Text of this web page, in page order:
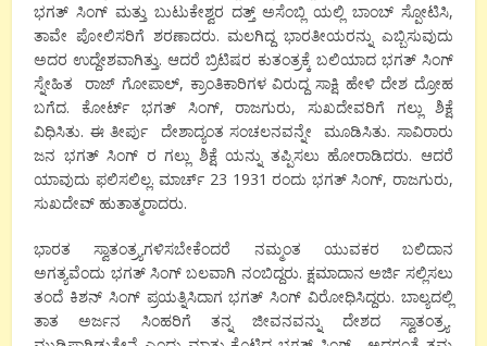
ಭಗತ್ ಸಿಂಗ್ ಮತ್ತು ಬುಟುಕೇಶ್ವರ ದತ್ತ್ ಅಸೆಂಬ್ಲಿ ಯಲ್ಲಿ ಬಾಂಬ್ ಸ್ಪೋಟಿಸಿ,
ತಾವೇ ಪೋಲಿಸರಿಗೆ ಶರಣಾದರು. ಮಲಗಿದ್ದ ಭಾರತೀಯರನ್ನು ಎಬ್ಬಿಸುವುದು
ಅದರ ಉದ್ದೇಶವಾಗಿತ್ತು. ಆದರೆ ಬ್ರಿಟಿಷರ ಕುತಂತ್ರಕ್ಕೆ ಬಲಿಯಾದ ಭಗತ್ ಸಿಂಗ್
ಸ್ನೇಹಿತ ರಾಜ್ ಗೋಪಾಲ್, ಕ್ರಾಂತಿಕಾರಿಗಳ ವಿರುದ್ದ ಸಾಕ್ಷಿ ಹೇಳಿ ದೇಶ ದ್ರೋಹ
ಬಗೆದ. ಕೋರ್ಟ್ ಭಗತ್ ಸಿಂಗ್, ರಾಜಗುರು, ಸುಖದೇವರಿಗೆ ಗಲ್ಲು ಶಿಕ್ಷೆ
ವಿಧಿಸಿತು. ಈ ತೀರ್ಪು ದೇಶಾದ್ಯಂತ ಸಂಚಲನವನ್ನೇ ಮೂಡಿಸಿತು. ಸಾವಿರಾರು
ಜನ ಭಗತ್ ಸಿಂಗ್ ರ ಗಲ್ಲು ಶಿಕ್ಷೆ ಯನ್ನು ತಪ್ಪಿಸಲು ಹೋರಾಡಿದರು. ಆದರೆ
ಯಾವುದು ಫಲಿಸಲಿಲ್ಲ. ಮಾರ್ಚ್ 23 1931 ರಂದು ಭಗತ್ ಸಿಂಗ್, ರಾಜಗುರು,
ಸುಖದೇವ್ ಹುತಾತ್ಮರಾದರು.
ಭಾರತ ಸ್ವಾತಂತ್ರ್ಯಗಳಿಸಬೇಕೆಂದರೆ ನಮ್ಮಂತ ಯುವಕರ ಬಲಿದಾನ
ಅಗತ್ಯವೆಂದು ಭಗತ್ ಸಿಂಗ್ ಬಲವಾಗಿ ನಂಬಿದ್ದರು. ಕ್ಷಮಾದಾನ ಅರ್ಜಿ ಸಲ್ಲಿಸಲು
ತಂದೆ ಕಿಶನ್ ಸಿಂಗ್ ಪ್ರಯತ್ನಿಸಿದಾಗ ಭಗತ್ ಸಿಂಗ್ ವಿರೋಧಿಸಿದ್ದರು. ಬಾಲ್ಯದಲ್ಲಿ
ತಾತ ಅರ್ಜನ ಸಿಂಹರಿಗೆ ತನ್ನ ಜೀವನವನ್ನು ದೇಶದ ಸ್ವಾತಂತ್ರ್ಯ